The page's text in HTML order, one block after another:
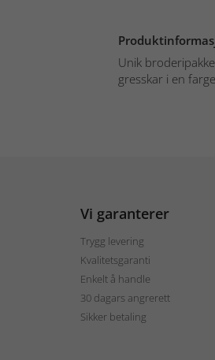
Unik
gresskar i en
Vi garanterer
Trygg levering
Kvalitetsgaranti
Enkelt å handle
30 dagars angrerett
Sikker betaling